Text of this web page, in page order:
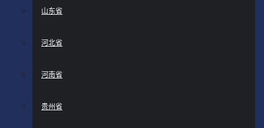
山东省
河北省
河南省
贵州省